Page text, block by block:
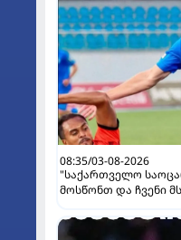
08:35/03-08-2026
"საქართველო
მოსწონთ და ჩვენი